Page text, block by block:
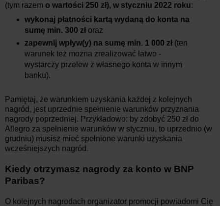
(tym razem o wartości 250 zł), w styczniu 2022 roku:
wykonaj płatności kartą wydaną do konta na
sumę min. 300 złoraz
zapewnij wpływ(y) na sumę min. 1 000 zł(ten
warunek też można zrealizować łatwo -
wystarczy przelew z własnego konta w innym
banku).
Pamiętaj, że warunkiem uzyskania każdej z kolejnych
nagród, jest uprzednie spełnienie warunków przyznania
nagrody poprzedniej. Przykładowo: by zdobyć 250 zł do
Allegro za spełnienie warunków w styczniu, to uprzednio (w
grudniu) musisz mieć spełnione warunki uzyskania
wcześniejszych nagród.
Kiedy otrzymasz nagrody za konto w BNP
Paribas?
O kolejnych nagrodach organizator promocji powiadomi Cię